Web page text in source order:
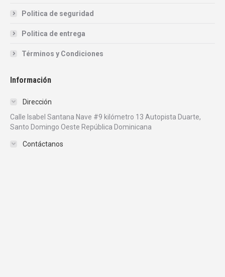
Politica de seguridad
Politica de entrega
Términos y Condiciones
Información
Dirección
Calle Isabel Santana Nave #9 kilómetro 13 Autopista Duarte,
Santo Domingo Oeste República Dominicana
Contáctanos